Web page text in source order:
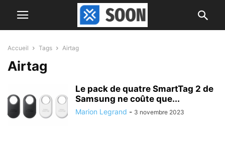
Accueil Tags Airtag
Airtag
Le pack de quatre SmartTag 2 de
Samsung ne coûte que...
Marion Legrand - 3 novembre 2023